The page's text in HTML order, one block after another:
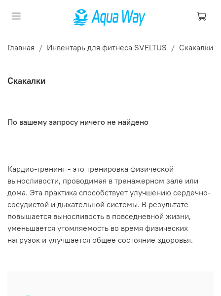
Главная Инвентарь для фитнеса SVELTUS Скакалки
Скакалки
По вашему запросу ничего не найдено
Кардио-тренинг - это тренировка физической
выносливости, проводимая в тренажерном зале или
дома. Эта практика способствует улучшению сердечно-
сосудистой и дыхательной системы. В результате
повышается выносливость в повседневной жизни,
уменьшается утомляемость во время физических
нагрузок и улучшается общее состояние здоровья.